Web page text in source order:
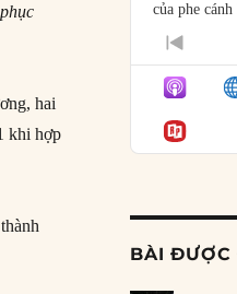
hai
khi hợp
Trung Quốc: Xưa và nay”
của phe
04/08/2026
Tại sao
Ngoại
04/08/2026
03/08/2026
Đặt cược vào
BÀI ĐƯỢC